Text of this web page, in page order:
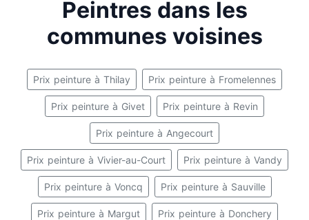
Peintres dans les
communes voisines
Prix peinture à Thilay Prix peinture à Fromelennes
Prix peinture à Givet Prix peinture à Revin
Prix peinture à Angecourt
Prix peinture à Vivier-au-Court Prix peinture à Vandy
Prix peinture à Voncq Prix peinture à Sauville
Prix peinture à Margut Prix peinture à Donchery